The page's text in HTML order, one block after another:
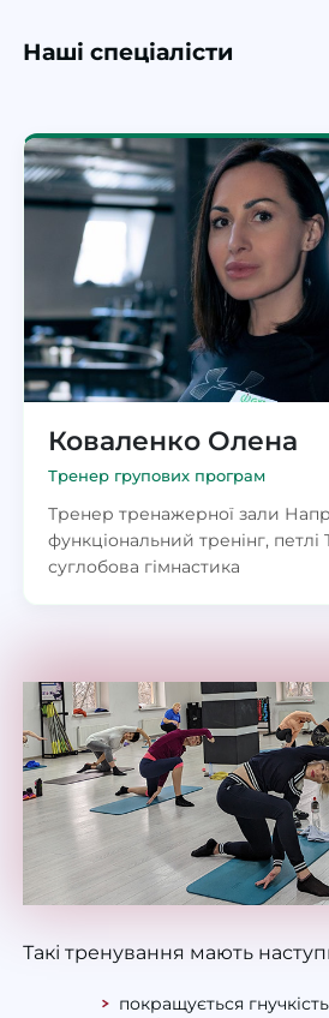
Наші спеціалісти
Коваленко Олена
Тренер групових програм
Тренер тренажерної зали
функціональний тренінг,
суглобова гімнастика
Такі тренування мають
покращується